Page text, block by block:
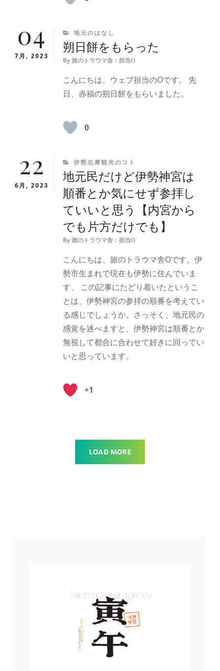
04
7月, 2023
CATEGORIES
地元のはなし
朔日餅をもらった
By 旅のトラウマ舎：担当O
こんにちは、ウェブ担当のOです。 先
日、赤福の朔日餅をもらいました。
0
22
6月, 2023
CATEGORIES
伊勢志摩観光のコト
地元民だけど伊勢神宮は
順番とか気にせず参拝し
ていいと思う【内宮から
でも片方だけでも】
By 旅のトラウマ舎：担当O
こんにちは、旅のトラウマ舎Oです。伊
勢市生まれで現在も伊勢に住んでいま
す、 この記事にたどり着いたというこ
とは、伊勢神宮の参拝の順番を考えてい
る感じでしょうか。さっそく、地元民の
感覚を述べますと、伊勢神宮は順番とか
無視して都合に合わせて好きに回ってい
いと思っています。
+1
LOAD MORE